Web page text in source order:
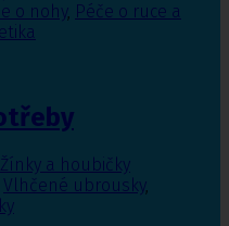
o nohy, Péče o ruce a
Žínky a houbičky
Vlhčené ubrousky,